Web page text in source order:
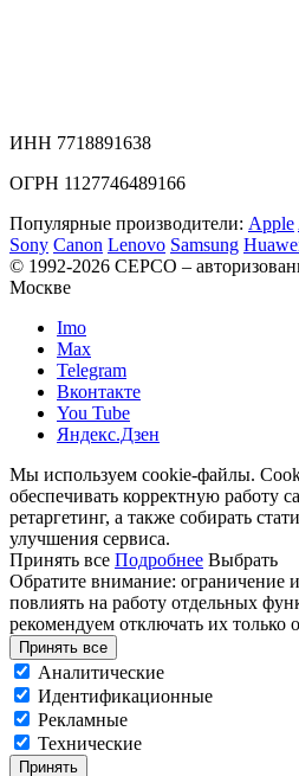
ИНН 7718891638
ОГРН 1127746489166
Популярные производители: Apple
Sony Canon Lenovo Samsung
© 1992-2026 СЕРСO –
Москве
Imo
Max
Telegram
Вконтакте
You Tube
Яндекс.Дзен
Мы используем cookie-файлы.
обеспечивать корректную работу
ретаргетинг, а также собирать
улучшения сервиса.
Принять все Подробнее Выбрать
Обратите внимание: ограничение
повлиять на работу отдельных
рекомендуем отключать их только
Принять все
Аналитические
Идентификационные
Рекламные
Технические
Принять